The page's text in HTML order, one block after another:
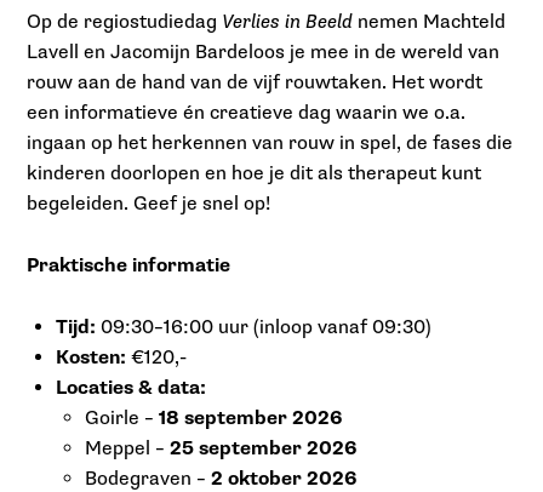
Op de regiostudiedag Verlies in Beeld nemen Machteld
Lavell en Jacomijn Bardeloos je mee in de wereld van
rouw aan de hand van de vijf rouwtaken. Het wordt
een informatieve én creatieve dag waarin we o.a.
ingaan op het herkennen van rouw in spel, de fases die
kinderen doorlopen en hoe je dit als therapeut kunt
begeleiden. Geef je snel op!
Praktische informatie
Tijd: 09:30–16:00 uur (inloop vanaf 09:30)
Kosten: €120,-
Locaties & data:
Goirle –18 september 2026
Meppel –25 september 2026
Bodegraven –2 oktober 2026